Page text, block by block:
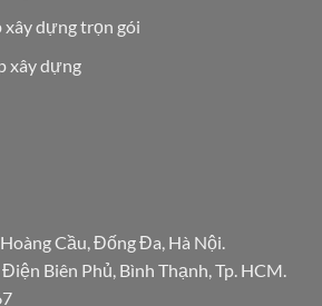
xây dựng trọn gói
xây dựng
Cầu, Đống Đa, Hà Nội.
Biên Phủ, Bình Thạnh, Tp. HCM.